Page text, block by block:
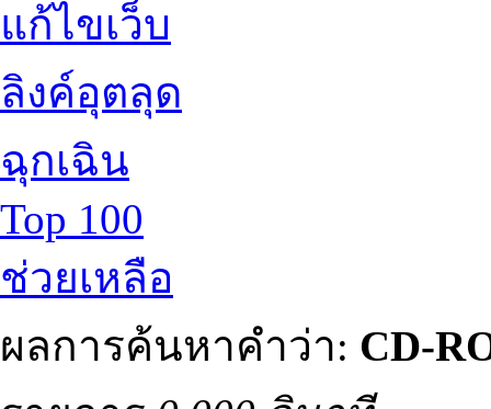
แก้ไขเว็บ
ลิงค์อุตลุด
ฉุกเฉิน
Top 100
ช่วยเหลือ
ผลการค้นหาคำว่า: CD-